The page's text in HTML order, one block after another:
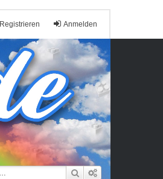
Anmelden
Registrieren
Suche